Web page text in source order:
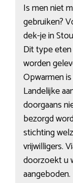
Is men niet
gebruiken?
dek-je in
Dit type
worden
Opwarmen
Landelijke
doorgaans
bezorgd
stichting
vrijwilligers.
doorzoekt u
aangeboden.